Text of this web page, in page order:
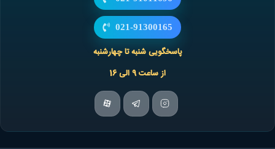
021-91300165
پاسخگویی شنبه تا چهارشنبه
از ساعت 9 الی 16